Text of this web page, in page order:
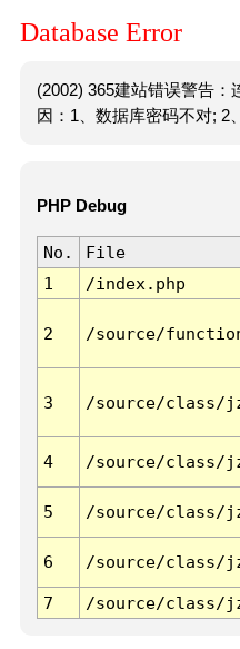
Database Error
(2002) 365建站错误警告：
因：1、数据库密码不对; 2
PHP Debug
No. File
1
/index.php
2 /source/
3 /source/class/
4 /source/class/
5 /source/class/
6 /source/class/
7 /source/class/